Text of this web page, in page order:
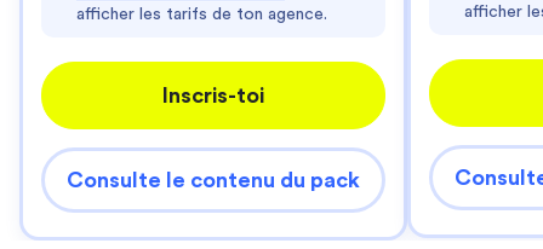
afficher les tarifs de ton agence.
Inscris-toi
Consulte le contenu du pack
afficher